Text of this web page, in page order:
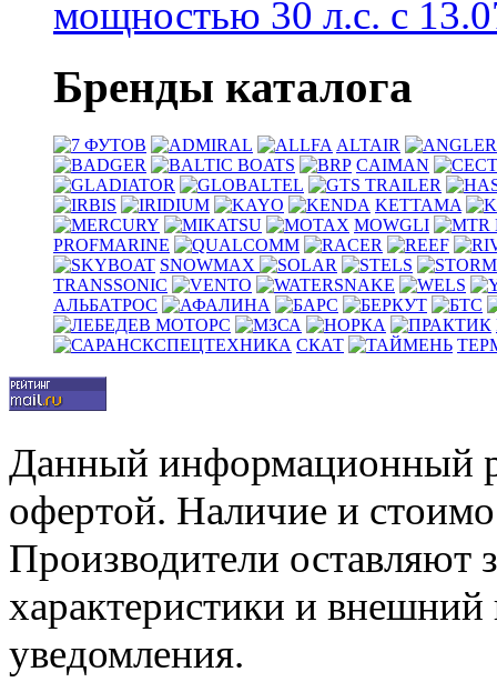
мощностью 30 л.с. с
Бренды каталога
ALTAIR
CAIMAN
KETTAMA
MOWGLI
PROFMARINE
SNOWMAX
TRANSSONIC
АЛЬБАТРОС
СКАТ
Данный информационный
офертой. Наличие и
Производители оставляют
характеристики и внешний
уведомления.